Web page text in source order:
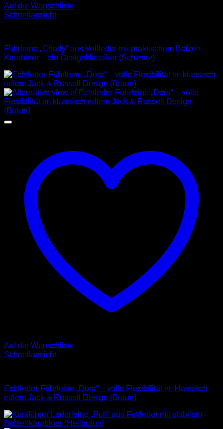
Auf die Wunschliste
Schnellansicht
Führleine „Charly“ aus Vollleder mit praktischem Bolzen-
Karabiner – ein Designklassiker (Schwarz)
Auf die Wunschliste
Schnellansicht
Echtleder-Führleine „Dora“ – volle Flexibilität im klassisch
edlem Jack & Russell Design (Braun)